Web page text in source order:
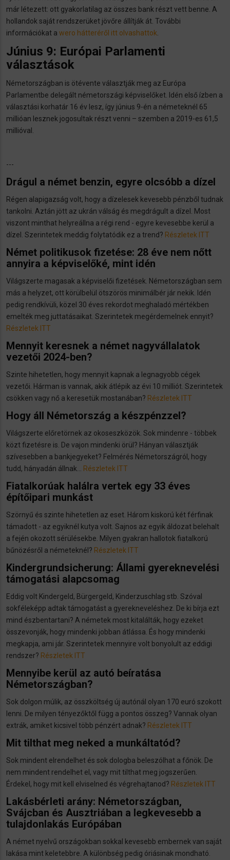
már létezett: ott gyakorlatilag az összes bank részt vett benne. A
hollandok saját rendszerüket jövőre állítják át. További
információkat a wero hátteréről itt olvashattok
Június 9: Európai Parlamenti
választások
Németországban is ötévente választják meg az Európa
Parlamentbe delegált németországi képviselőket. Idén első ízben a
választási korhatár 16 év lesz, így június 9-én a németeknél 65
millióan lesznek jogosultak részt venni – szemben a 2019-es 61,5
millióval.
---
Drágul a német benzin, egyre olcsóbb a dízel
Régen alapigazság volt, hogy a dízelesek kevesebb pénzből tudnak
tankolni. Aztán jött az ukrán válság és megdrágult a dízel. Most
viszont minthat helyreállna a régi rend - egyre kevesebbe kerül a
dízel. Szerintetek meddig folytatódik ez a trend? Részletek ITT
Német politikusok fizetése: 28 éve nem nőtt
annyira a képviselőké, mint idén
Világszerte magasak a képviselői fizetések. Németországban sem
más a helyzet, ott körülbelül ötszörös minimálbér jár nekik. Idén
pedig rendkívüli, közel 30 éves rekordot meghaladó mértékben
emelték meg juttatásaikat. Szerintetek megérdemelnek ennyit?
Részletek ITT
Mennyit keresnek a német nagyvállalatok
vezetői 2024-ben?
Szinte hihetetlen, hogy mennyit kapnak a legnagyobb cégek
vezetői. Hárman is vannak, akik átlépik az évi 10 milliót. Szerintetek
csökken vagy nő a keresetük mostanában? Részletek ITT
Hogy áll Németország a készpénzzel?
Világszerte előretörnek az okoseszközök. Sok mindenre - többek
közt fizetésre is. De vajon mindenki örül? Hányan választják
szívesebben a bankjegyeket? Felmérés Németországról, hogy
tudd, hányadán állnak...
Részletek ITT
Fiatalkorúak halálra vertek egy 33 éves
építőipari munkást
Szörnyű és szinte hihetetlen az eset. Három kiskorú két férfinak
támadott - az egyiknél kutya volt. Sajnos az egyik áldozat belehalt
a fején okozott sérülésekbe. Milyen gyakran hallotok fiatalkorú
bűnözésről a németeknél? Részletek ITT
Kindergrundsicherung: Állami gyereknevelési
támogatási alapcsomag
Eddig volt Kindergeld, Bürgergeld, Kinderzuschlag stb. Szóval
sokféleképp adtak támogatást a gyerekneveléshez. De ki bírja ezt
mind észbentartani? A németek most kitalálták, hogy ezeket
összevonják, hogy mindenki jobban átlássa. És hogy mindenki
megkapja, ami jár. Szerintetek mennyire volt bonyolult az eddigi
rendszer? Részletek ITT
Mennyibe kerül az autó beíratása
Németországban?
Sok dolgon múlik, az összköltség új autónál olyan 170 euró szokott
lenni. De milyen tényezőktől függ a pontos összeg? Vannak olyan
extrák, amiket kicsivel több pénzért adnak? Részletek ITT
Mit tilthat meg neked a munkáltatód?
Sok mindent elrendelhet és sok dologba beleszólhat a főnök. De
nem mindent rendelhet el, vagy mit tilthat meg jogszerűen.
Érdekel, hogy mit kell elviselned és végrehajtanod? Részletek ITT
Lakásbérleti arány: Németországban,
Svájcban és Ausztriában a legkevesebb a
tulajdonlakás Európában
A német nyelvű országokban sokkal kevesebb embernek van saját
lakása mint keletebbre. A különbség pedig óriásinak mondható.